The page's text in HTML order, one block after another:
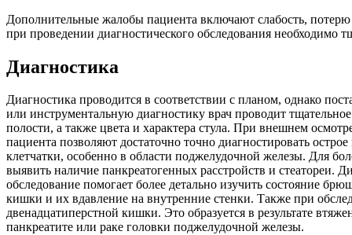
Дополнительные жалобы пациента включают слабость,
при проведении диагностического обследования необходимо
Диагностика
Диагностика проводится в соответствии с планом, однако
или инструментальную диагностику врач проводит
полости, а также цвета и характера стула. При внешнем
пациента позволяют достаточно точно диагностировать
клетчатки, особенно в области поджелудочной железы. Для
выявить наличие панкреатогенных расстройств и стеатореи.
обследование помогает более детально изучить состояние
кишки и их вдавление на внутренние стенки. Также при
двенадцатиперстной кишки. Это образуется в результате
панкреатите или раке головки поджелудочной железы.